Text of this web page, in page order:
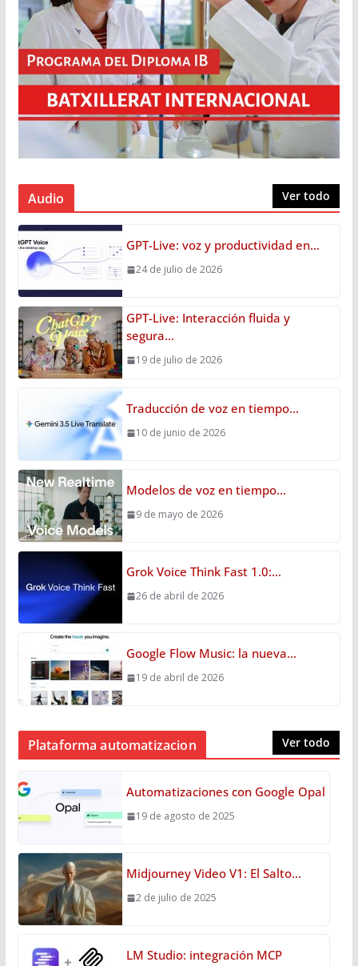
Audio Ver todo
GPT-Live: voz y productividad en…
24 de julio de 2026
GPT-Live: Interacción fluida y
segura…
19 de julio de 2026
Traducción de voz en tiempo…
10 de junio de 2026
Modelos de voz en tiempo…
9 de mayo de 2026
Grok Voice Think Fast 1.0:…
26 de abril de 2026
Google Flow Music: la nueva…
19 de abril de 2026
Plataforma automatizacion Ver todo
Automatizaciones con Google Opal
19 de agosto de 2025
Midjourney Video V1: El Salto…
2 de julio de 2025
LM Studio: integración MCP